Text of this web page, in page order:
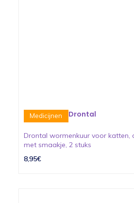
Medicijnen Drontal
Drontal wormenkuur voor katten,
met smaakje, 2 stuks
8,95€